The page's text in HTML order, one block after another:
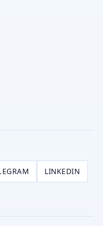
LINKEDIN